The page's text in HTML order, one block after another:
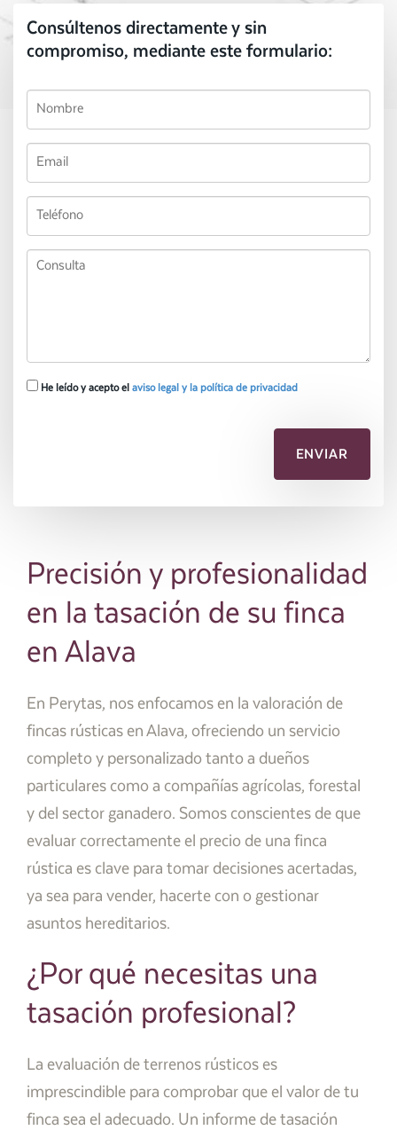
Consúltenos directamente y sin
compromiso, mediante este formulario:
He leído y acepto el aviso legal y la política de privacidad
Precisión y profesionalidad
en la tasación de su finca
en Alava
En Perytas, nos enfocamos en la valoración de
fincas rústicas en Alava, ofreciendo un servicio
completo y personalizado tanto a dueños
particulares como a compañías agrícolas, forestal
y del sector ganadero. Somos conscientes de que
evaluar correctamente el precio de una finca
rústica es clave para tomar decisiones acertadas,
ya sea para vender, hacerte con o gestionar
asuntos hereditarios.
¿Por qué necesitas una
tasación profesional?
La evaluación de terrenos rústicos es
imprescindible para comprobar que el valor de tu
finca sea el adecuado. Un informe de tasación